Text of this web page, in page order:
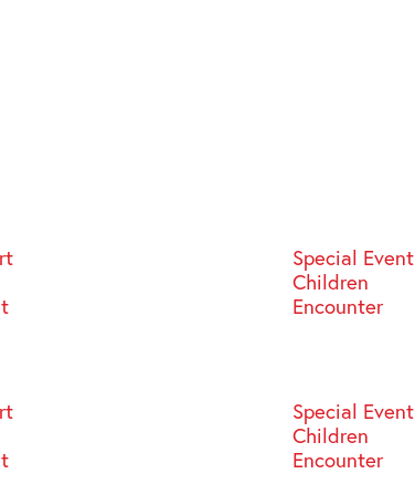
Special Event
Children
Encounter
Special Event
Children
Encounter